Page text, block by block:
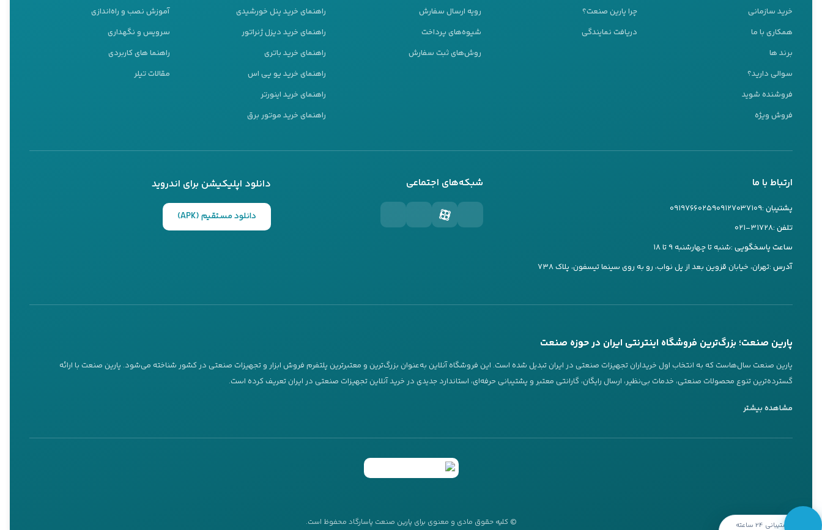
خرید سازمانی
همکاری با ما
برند ها
سوالی دارید؟
فروشنده شوید
فروش ویژه
چرا پارین صنعت؟
دریافت نمایندگی
رویه ارسال سفارش
شیوه‌های پرداخت
روش‌های ثبت سفارش
راهنمای خرید پنل خورشیدی
راهنمای خرید دیزل ژنراتور
راهنمای خرید باتری
راهنمای خرید یو پی اس
راهنمای خرید اینورتر
راهنمای خرید موتور برق
آموزش نصب و راه‌اندازی
سرویس و نگهداری
راهنما های کاربردی
مقالات تیلر
ارتباط با ما
پشتیبان :۰۹۱۲۷۰۳۷۱۰۹۰۹۱۹۷۶۶۰۲۵۹
تلفن :۰۲۱-۳۱۷۲۸
ساعت پاسخگویی :شنبه تا چهارشنبه ۹ تا ۱۸
آدرس :تهران، خیابان قزوین بعد از پل نواب، رو به روی سینما تیسفون، پلاک ۷۳۸
شبکه‌های اجتماعی دانلود اپلیکیشن برای اندروید
دانلود مستقیم (APK)
پارین صنعت؛ بزرگ‌ترین فروشگاه اینترنتی ایران در حوزه صنعت
پارین صنعت سال‌هاست که به انتخاب اول خریداران تجهیزات صنعتی در ایران تبدیل شده است. این فروشگاه آنلاین به‌عنوان بزرگ‌ترین و معتبرترین پلتفرم فروش ابزار و تجهیزات صنعتی در کشور شناخته می‌شود. پارین صنعت با ارائه
گسترده‌ترین تنوع محصولات صنعتی، خدمات بی‌نظیر، ارسال رایگان، گارانتی معتبر و پشتیبانی حرفه‌ای، استاندارد جدیدی در خرید آنلاین تجهیزات صنعتی در ایران تعریف کرده است.
ویژگی‌های برجسته پارین صنعت
تخفیف‌های ویژه و شرایط اقساط
مشاهده بیشتر
© کلیه حقوق مادی و معنوی برای پارین صنعت پاسارگاد محفوظ است. پشتیبانی 24 ساعته
پشتیبانی 24 ساعته
ما اینجا هستیم تا به شما کمک کنیم
تیم پشتیبانی ما آماده پاسخگویی به سوالات شماست
کارشناس ۱
تماس تلفنی بله
کارشناس ۲
تماس تلفنی
09197660249
تماس تلفنی در ساعات کاری
کانال بله